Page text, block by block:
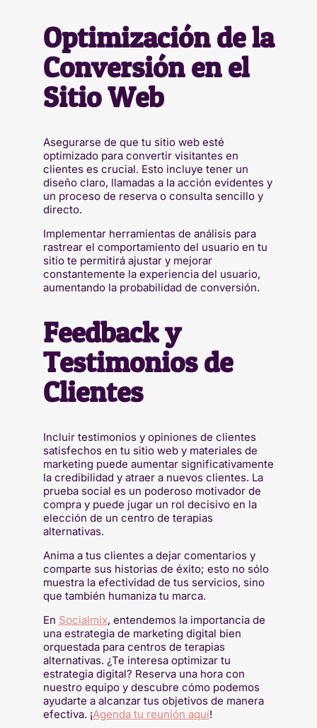
Optimización de la
Conversión en el
Sitio Web
Asegurarse de que tu sitio web esté
optimizado para convertir visitantes en
clientes es crucial. Esto incluye tener un
diseño claro, llamadas a la acción evidentes y
un proceso de reserva o consulta sencillo y
directo.
Implementar herramientas de análisis para
rastrear el comportamiento del usuario en tu
sitio te permitirá ajustar y mejorar
constantemente la experiencia del usuario,
aumentando la probabilidad de conversión.
Feedback y
Testimonios de
Clientes
Incluir testimonios y opiniones de clientes
satisfechos en tu sitio web y materiales de
marketing puede aumentar significativamente
la credibilidad y atraer a nuevos clientes. La
prueba social es un poderoso motivador de
compra y puede jugar un rol decisivo en la
elección de un centro de terapias
alternativas.
Anima a tus clientes a dejar comentarios y
comparte sus historias de éxito; esto no sólo
muestra la efectividad de tus servicios, sino
que también humaniza tu marca.
En Socialmix, entendemos la importancia de
una estrategia de marketing digital bien
orquestada para centros de terapias
alternativas. ¿Te interesa optimizar tu
estrategia digital? Reserva una hora con
nuestro equipo y descubre cómo podemos
ayudarte a alcanzar tus objetivos de manera
efectiva. ¡Agenda tu reunión aquí!